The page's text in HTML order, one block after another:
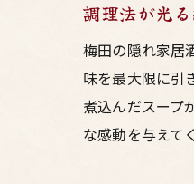
調理法が光
梅田の隠れ家居
味を最大限に引
煮込んだスープ
な感動を与えて